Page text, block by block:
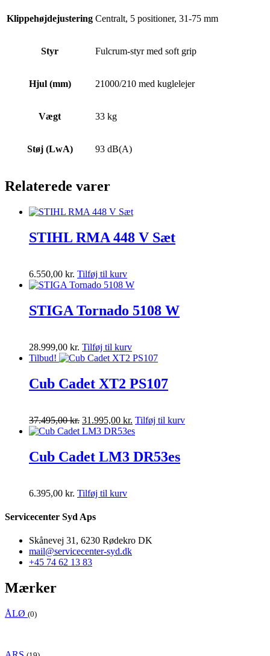
Klippehøjdejustering Centralt, 5 positioner, 31-75 mm
Styr Fulcrum-styr med soft grip
Hjul (mm) 21000/210 med kuglelejer
Vægt 33 kg
Støj (LwA) 93 dB(A)
Relaterede varer
STIHL RMA 448 V Sæt
6.550,00 kr. Tilføj til kurv
STIGA Tornado 5108 W
28.999,00 kr. Tilføj til kurv
Tilbud!
Cub Cadet XT2 PS107
37.495,00kr. Den
oprindelige
var:
37.495,00 kr..
31.995,00 kr. Den
aktuelle
er:
31.995,00 kr..
Tilføj til kurv
Cub Cadet LM3 DR53es
6.395,00 kr. Tilføj til kurv
Servicecenter Syd Aps
Skånevej 31, 6230 Rødekro DK
mail@servicecenter-syd.dk
+45 74 62 13 83
Mærker
ÅLØ (0)